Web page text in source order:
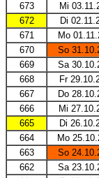
673
Mi
672
Di
671
Mo
670
So
669
Sa
668
Fr
667
Do
666
Mi
665
Di
664
Mo
663
So
662
Sa